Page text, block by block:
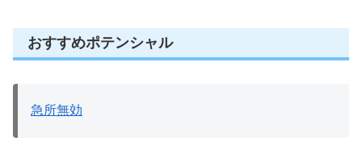
おすすめポテンシャル
急所無効